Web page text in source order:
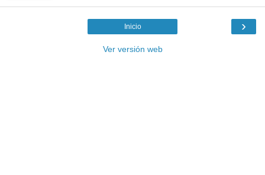
›
Inicio
Ver versión web